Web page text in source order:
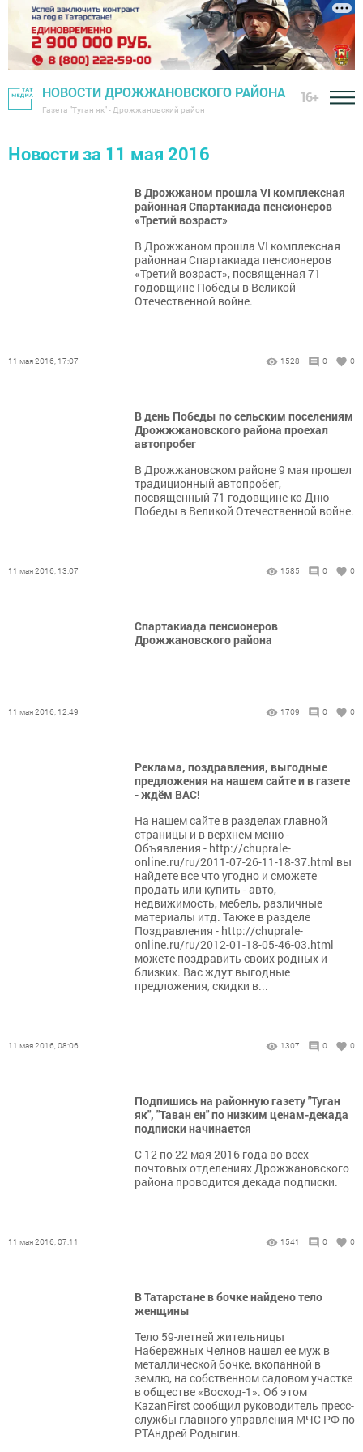
НОВОСТИ ДРОЖЖАНОВСКОГО РАЙОНА
Газета "Туган як" - Дрожжановский район
16+
Новости за 11 мая 2016
В Дрожжаном прошла VI комплексная
районная Спартакиада пенсионеров
«Третий возраст»
В Дрожжаном прошла VI комплексная
районная Спартакиада пенсионеров
«Третий возраст», посвященная 71
годовщине Победы в Великой
Отечественной войне.
11 мая 2016, 17:07 1528 0 0
В день Победы по сельским поселениям
Дрожжжановского района проехал
автопробег
В Дрожжановском районе 9 мая прошел
традиционный автопробег,
посвященный 71 годовщине ко Дню
Победы в Великой Отечественной войне.
11 мая 2016, 13:07 1585 0 0
Спартакиада пенсионеров
Дрожжановского района
11 мая 2016, 12:49 1709 0 0
Реклама, поздравления, выгодные
предложения на нашем сайте и в газете
- ждём ВАС!
На нашем сайте в разделах главной
страницы и в верхнем меню -
Объявления - http://chuprale-
online.ru/ru/2011-07-26-11-18-37.html вы
найдете все что угодно и сможете
продать или купить - авто,
недвижимость, мебель, различные
материалы итд. Также в разделе
Поздравления - http://chuprale-
online.ru/ru/2012-01-18-05-46-03.html
можете поздравить своих родных и
близких. Вас ждут выгодные
предложения, скидки в...
11 мая 2016, 08:06 1307 0 0
Подпишись на районную газету "Туган
як", "Таван ен" по низким ценам-декада
подписки начинается
С 12 по 22 мая 2016 года во всех
почтовых отделениях Дрожжановского
района проводится декада подписки.
11 мая 2016, 07:11 1541 0 0
В Татарстане в бочке найдено тело
женщины
Тело 59-летней жительницы
Набережных Челнов нашел ее муж в
металлической бочке, вкопанной в
землю, на собственном садовом участке
в обществе «Восход-1». Об этом
KazanFirst сообщил руководитель пресс-
службы главного управления МЧС РФ по
РТАндрей Родыгин.